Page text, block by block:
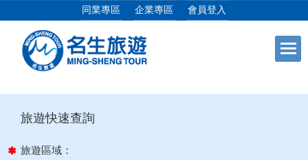
同業專區 企業專區 會員登入
日本專館 +
郵輪假期
目前位置： 首頁 列表
旅遊區域：